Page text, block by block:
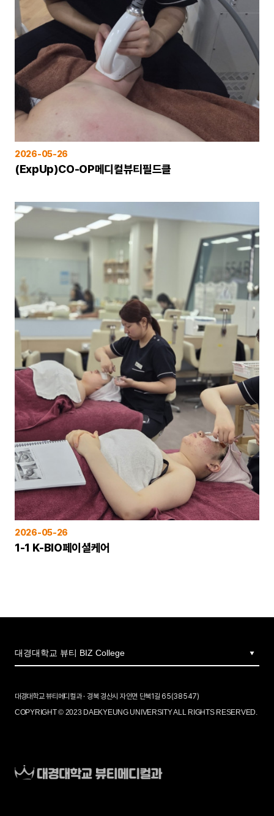
2026-05-26
(ExpUp)CO-OP메디컬뷰티필드클
2026-05-26
1-1 K-BIO페이셜케어
대경대학교 뷰티메디컬과 · 경북 경산시 자인면 단북1길 65(38547)
COPYRIGHT © 2023 DAEKYEUNG UNIVERSITY ALL RIGHTS RESERVED.